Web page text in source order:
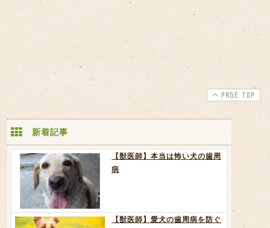
PAGE TOP
新着記事
【獣医師】本当は怖い犬の歯周
病
【獣医師】愛犬の歯周病を防ぐ